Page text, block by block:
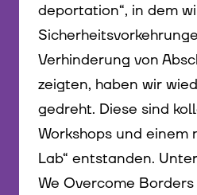
deportation“, in dem
Verhinderung von
zeigten, haben wir
gedreht. Diese sind
Workshops und einem
Lab“ entstanden.
We Overcome